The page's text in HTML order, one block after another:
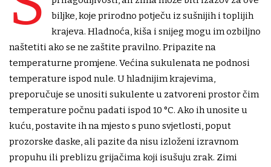
biljke, koje prirodno potječu iz sušnijih i toplijih
krajeva. Hladnoća, kiša i snijeg mogu im ozbiljno
naštetiti ako se ne zaštite pravilno. Pripazite na
temperaturne promjene. Većina sukulenata ne podnosi
temperature ispod nule. U hladnijim krajevima,
preporučuje se unositi sukulente u zatvoreni prostor čim
temperature počnu padati ispod 10 °C. Ako ih unosite u
kuću, postavite ih na mjesto s puno svjetlosti, poput
prozorske daske, ali pazite da nisu izloženi izravnom
propuhu ili preblizu grijačima koji isušuju zrak. Zimi